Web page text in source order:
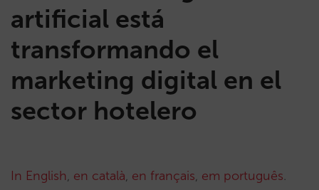
artificial está
transformando el
marketing digital en el
sector hotelero
In English, en català, en français, em português.